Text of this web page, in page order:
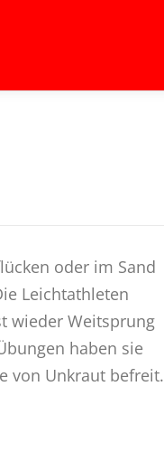
oder im Sand
Leichtathleten
wieder Weitsprung
haben sie
von Unkraut befreit.